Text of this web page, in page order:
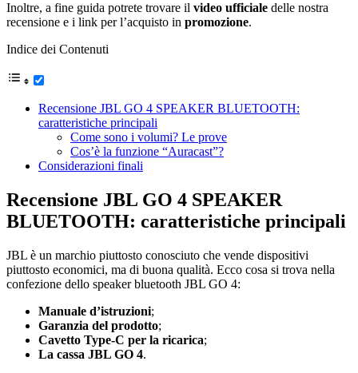
Inoltre, a fine guida potrete trovare il video ufficiale delle nostra
recensione e i link per l’acquisto in promozione.
Indice dei Contenuti
Recensione JBL GO 4 SPEAKER BLUETOOTH:
caratteristiche principali
Come sono i volumi? Le prove
Cos’è la funzione “Auracast”?
Considerazioni finali
Recensione JBL GO 4 SPEAKER
BLUETOOTH: caratteristiche principali
JBL è un marchio piuttosto conosciuto che vende dispositivi
piuttosto economici, ma di buona qualità. Ecco cosa si trova nella
confezione dello speaker bluetooth JBL GO 4:
Manuale d’istruzioni;
Garanzia del prodotto;
Cavetto Type-C per la ricarica;
La cassa JBL GO 4.